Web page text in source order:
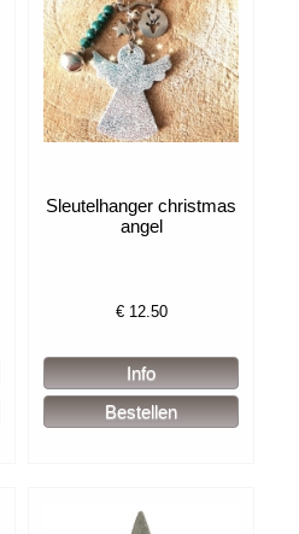
Sleutelhanger christmas
angel
€ 12.50